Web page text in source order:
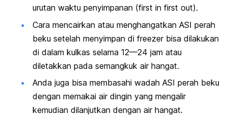
urutan waktu penyimpanan (first in first out).
Cara mencairkan atau menghangatkan ASI perah
beku setelah menyimpan di freezer bisa dilakukan
di dalam kulkas selama 12—24 jam atau
diletakkan pada semangkuk air hangat.
Anda juga bisa membasahi wadah ASI perah beku
dengan memakai air dingin yang mengalir
kemudian dilanjutkan dengan air hangat.